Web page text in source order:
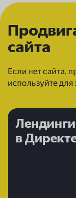
сайта
Если нет сайта,
используйте для
Лендинги
в